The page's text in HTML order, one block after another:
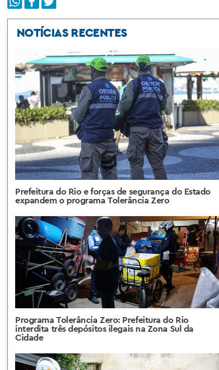
NOTÍCIAS RECENTES
Prefeitura do Rio e forças de segurança do Estado
expandem o programa Tolerância Zero
Programa Tolerância Zero: Prefeitura do Rio
interdita três depósitos ilegais na Zona Sul da
Cidade